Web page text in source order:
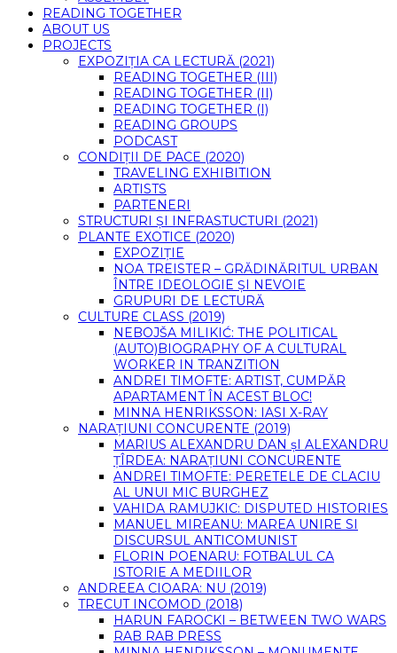
READING TOGETHER
ABOUT US
PROJECTS
EXPOZIȚIA CA LECTURĂ (2021)
READING TOGETHER (III)
READING TOGETHER (II)
READING TOGETHER (I)
READING GROUPS
PODCAST
CONDIȚII DE PACE (2020)
TRAVELING EXHIBITION
ARTISTS
PARTENERI
STRUCTURI ȘI INFRASTUCTURI (2021)
PLANTE EXOTICE (2020)
EXPOZIȚIE
NOA TREISTER – GRĂDINĂRITUL URBAN
ÎNTRE IDEOLOGIE ȘI NEVOIE
GRUPURI DE LECTURĂ
CULTURE CLASS (2019)
NEBOJŠA MILIKIĆ: THE POLITICAL
(AUTO)BIOGRAPHY OF A CULTURAL
WORKER IN TRANZITION
ANDREI TIMOFTE: ARTIST, CUMPĂR
APARTAMENT ÎN ACEST BLOC!
MINNA HENRIKSSON: IASI X-RAY
NARAȚIUNI CONCURENTE (2019)
MARIUS ALEXANDRU DAN șI ALEXANDRU
ȚÎRDEA: NARAȚIUNI CONCURENTE
ANDREI TIMOFTE: PERETELE DE CLACIU
AL UNUI MIC BURGHEZ
VAHIDA RAMUJKIC: DISPUTED HISTORIES
MANUEL MIREANU: MAREA UNIRE SI
DISCURSUL ANTICOMUNIST
FLORIN POENARU: FOTBALUL CA
ISTORIE A MEDIILOR
ANDREEA CIOARA: NU (2019)
TRECUT INCOMOD (2018)
HARUN FAROCKI – BETWEEN TWO WARS
RAB RAB PRESS